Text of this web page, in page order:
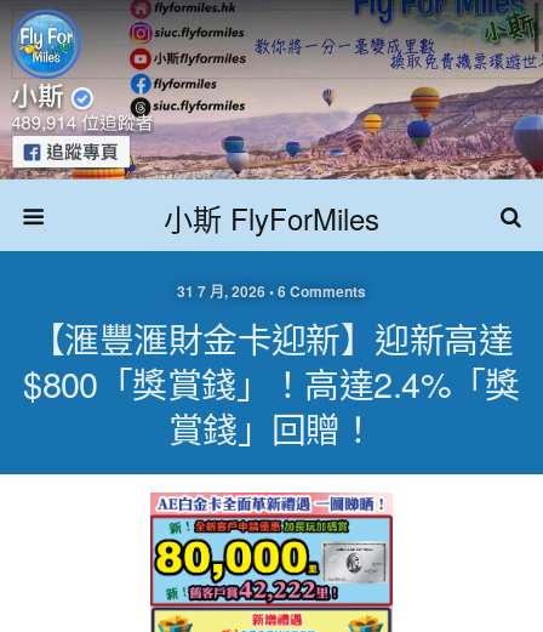
小斯 FlyForMiles
31 7 月, 2026 • 6 Comments
【滙豐滙財金卡迎新】迎新高達
$800「獎賞錢」！高達2.4%「獎
賞錢」回贈！